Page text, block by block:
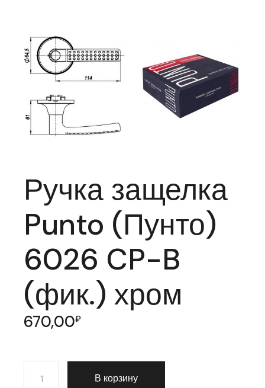
Ручка защелка
Punto (Пунто)
6026 CP-B
(фик.) хром
670,00₽
Количество товара Ручка защелка Punto (Пунто)
В корзину